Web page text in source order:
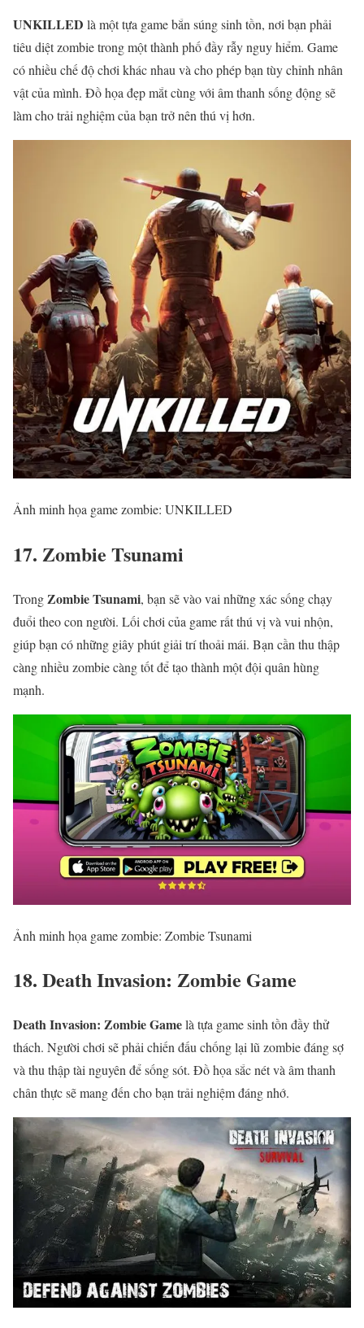
UNKILLED là một tựa game bắn súng sinh tồn, nơi bạn phải
tiêu diệt zombie trong một thành phố đầy rẫy nguy hiểm. Game
có nhiều chế độ chơi khác nhau và cho phép bạn tùy chỉnh nhân
vật của mình. Đồ họa đẹp mắt cùng với âm thanh sống động sẽ
làm cho trải nghiệm của bạn trở nên thú vị hơn.
Ảnh minh họa game zombie: UNKILLED
17. Zombie Tsunami
TrongZombie Tsunami, bạn sẽ vào vai những xác sống chạy
đuổi theo con người. Lối chơi của game rất thú vị và vui nhộn,
giúp bạn có những giây phút giải trí thoải mái. Bạn cần thu thập
càng nhiều zombie càng tốt để tạo thành một đội quân hùng
mạnh.
Ảnh minh họa game zombie: Zombie Tsunami
18. Death Invasion: Zombie Game
Death Invasion: Zombie Gamelà tựa game sinh tồn đầy thử
thách. Người chơi sẽ phải chiến đấu chống lại lũ zombie đáng sợ
và thu thập tài nguyên để sống sót. Đồ họa sắc nét và âm thanh
chân thực sẽ mang đến cho bạn trải nghiệm đáng nhớ.